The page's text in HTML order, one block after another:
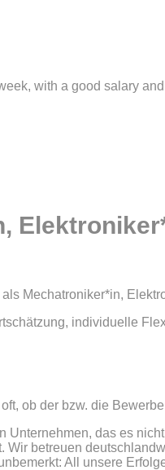
with a good salary
individuelle
ob der bzw. die
Unternehmen, das es
Wir betreuen
All unsere